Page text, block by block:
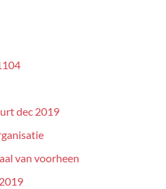
dec 2019
van voorheen